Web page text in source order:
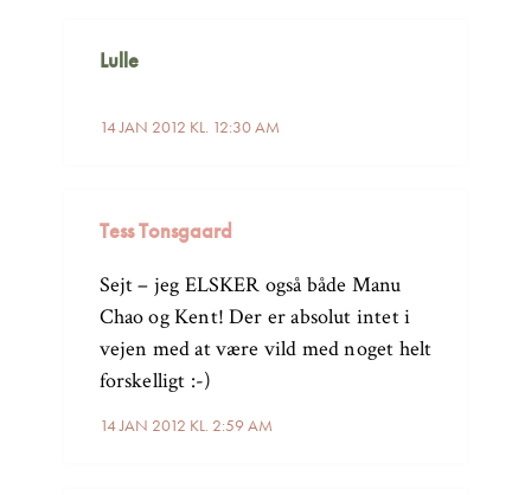
Lulle
14 JAN 2012 KL. 12:30 AM
Tess Tonsgaard
14 JAN 2012 KL. 2:59 AM
Sejt – jeg ELSKER også både Manu
Chao og Kent! Der er absolut intet i
vejen med at være vild med noget helt
forskelligt :-)